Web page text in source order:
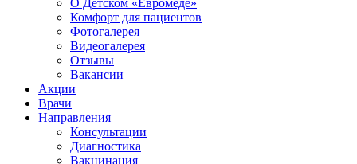
Комфорт для пациентов
Фотогалерея
Видеогалерея
Отзывы
Вакансии
Акции
Врачи
Направления
Консультации
Диагностика
Вакцинация